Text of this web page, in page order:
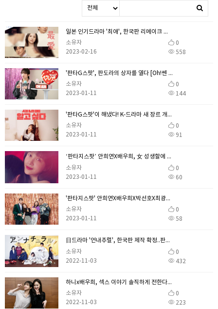
일본 인기드라마 '최애', 한국판 리메이크 확정 [공식]
소유자
0
558
2023-02-16
'판타G스팟', 판도라의 상자를 열다 [Oh!쎈 레터]
소유자
0
144
2023-01-11
'판타G스팟'이 해냈다! K-드라마 새 장르 개척…글로벌 홀릭
소유자
0
91
2023-01-11
‘판타지스팟’ 안희연X배우희, 女 성생할에 쿨한 접근..현실 공감 사이다 기대 [종합]
소유자
0
60
2023-01-11
'판타지스팟' 안희연X배우희X박선호X최광록, 갈망하는 네 남녀의 간절한 소원
소유자
0
58
2023-01-11
日드라마 '언내추럴', 한국판 제작 확정..판권 계약 완료 [공식]
소유자
0
432
2022-11-03
하니x배우희, 섹스 이야기 솔직하게 전한다..'판타지스팟' 올 하반기 방송[공식]
소유자
0
223
2022-11-03